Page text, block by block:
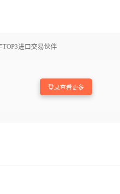
TOP3进口交易伙伴
登录查看更多